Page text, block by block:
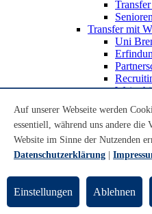
Transfer mit
Uni
UniTransfer -
Auf unserer Webseite werden
essentiell, während uns andere die
Website im Sinne der Nutzenden
Datenschutzerklärung
Einstellungen Ablehnen